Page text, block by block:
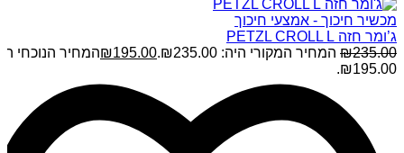
מכשיר חיכוך - אמצעי חיכוך
ג’ומר חזה PETZL CROLL L
₪235.00 המחיר המקורי היה: ₪235.00. ₪195.00
המחיר הנוכחי
₪195.00.